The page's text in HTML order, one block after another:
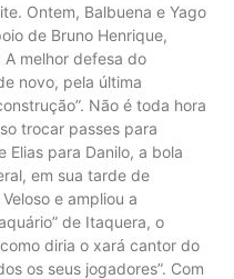
Ontem, Balbuena e Yago
de Bruno Henrique,
melhor defesa do
novo, pela última
Não é toda hora
trocar passes para
Elias para Danilo, a bola
em sua tarde de
e ampliou a
de Itaquera, o
diria o xará cantor do
os seus jogadores”. Com